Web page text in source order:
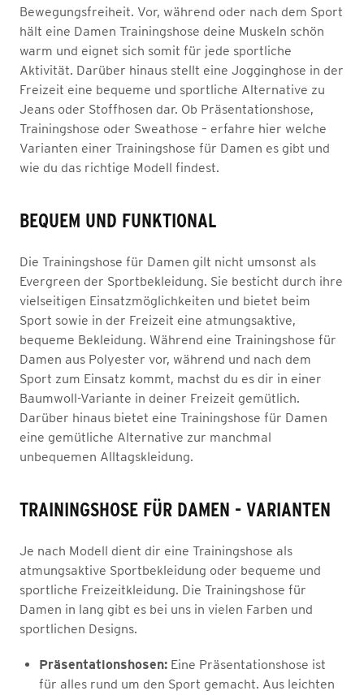
Bewegungsfreiheit. Vor, während oder nach dem Sport
hält eine Damen Trainingshose deine Muskeln schön
warm und eignet sich somit für jede sportliche
Aktivität. Darüber hinaus stellt eine Jogginghose in der
Freizeit eine bequeme und sportliche Alternative zu
Jeans oder Stoffhosen dar. Ob Präsentationshose,
Trainingshose oder Sweathose – erfahre hier welche
Varianten einer Trainingshose für Damen es gibt und
wie du das richtige Modell findest.
BEQUEM UND FUNKTIONAL
Die Trainingshose für Damen gilt nicht umsonst als
Evergreen der Sportbekleidung. Sie besticht durch ihre
vielseitigen Einsatzmöglichkeiten und bietet beim
Sport sowie in der Freizeit eine atmungsaktive,
bequeme Bekleidung. Während eine Trainingshose für
Damen aus Polyester vor, während und nach dem
Sport zum Einsatz kommt, machst du es dir in einer
Baumwoll-Variante in deiner Freizeit gemütlich.
Darüber hinaus bietet eine Trainingshose für Damen
eine gemütliche Alternative zur manchmal
unbequemen Alltagskleidung.
TRAININGSHOSE FÜR DAMEN - VARIANTEN
Je nach Modell dient dir eine Trainingshose als
atmungsaktive Sportbekleidung oder bequeme und
sportliche Freizeitkleidung. Die Trainingshose für
Damen in lang gibt es bei uns in vielen Farben und
sportlichen Designs.
Präsentationshosen: Eine Präsentationshose ist
für alles rund um den Sport gemacht. Aus leichten